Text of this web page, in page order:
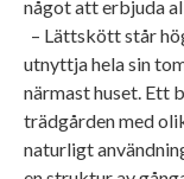
något att erbjuda
– Lättskött står
utnyttja hela sin
närmast huset. Ett
trädgården med
naturligt